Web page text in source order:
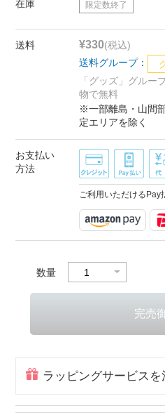
在庫 限定数終了
送料 ¥330(税込)
送料グループ：
「グッズ」グルー
物で無料
※一部離島・山間
定エリアを除く
お支払い
方法
ご利用いただけるPay
数量
ラッピングサービスを